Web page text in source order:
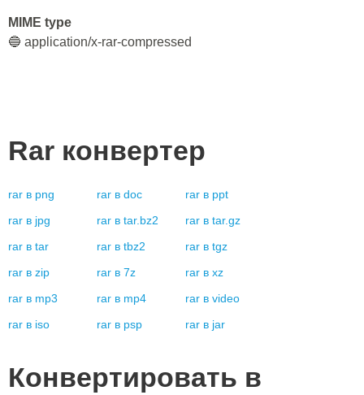
MIME type
🔵 application/x-rar-compressed
Rar конвертер
rar в png rar в doc rar в ppt
rar в jpg rar в tar.bz2 rar в tar.gz
rar в tar rar в tbz2 rar в tgz
rar в zip rar в 7z rar в xz
rar в mp3 rar в mp4 rar в video
rar в iso rar в psp rar в jar
Конвертировать в